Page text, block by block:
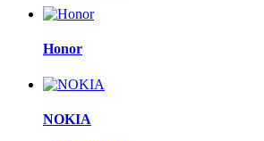
Honor
NOKIA